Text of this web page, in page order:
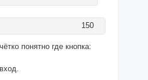
150
понятно где кнопка: